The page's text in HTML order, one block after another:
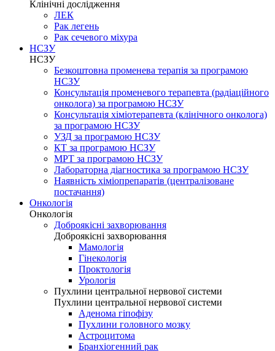
Клінічні дослідження
ЛЕК
Рак легень
Рак сечевого міхура
НСЗУ
НСЗУ
Безкоштовна променева терапія за програмою
НСЗУ
Консультація променевого терапевта (радіаційного
онколога) за програмою НСЗУ
Консультація хіміотерапевта (клінічного онколога)
за програмою НСЗУ
УЗД за програмою НСЗУ
КТ за програмою НСЗУ
МРТ за програмою НСЗУ
Лабораторна діагностика за програмою НСЗУ
Наявність хіміопрепаратів (централізоване
постачання)
Онкологія
Онкологія
Доброякісні захворювання
Доброякісні захворювання
Мамологія
Гінекологія
Проктологія
Урологія
Пухлини центральної нервової системи
Пухлини центральної нервової системи
Аденома гіпофізу
Пухлини головного мозку
Астроцитома
Бранхіогенний рак